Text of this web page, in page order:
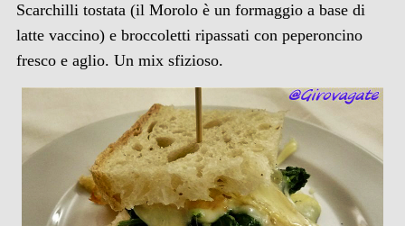
Scarchilli tostata (il Morolo è un formaggio a base di
latte vaccino) e broccoletti ripassati con peperoncino
fresco e aglio. Un mix sfizioso.